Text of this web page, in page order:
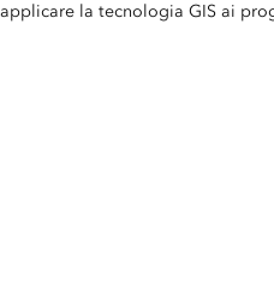
applicare la tecnologia GIS ai